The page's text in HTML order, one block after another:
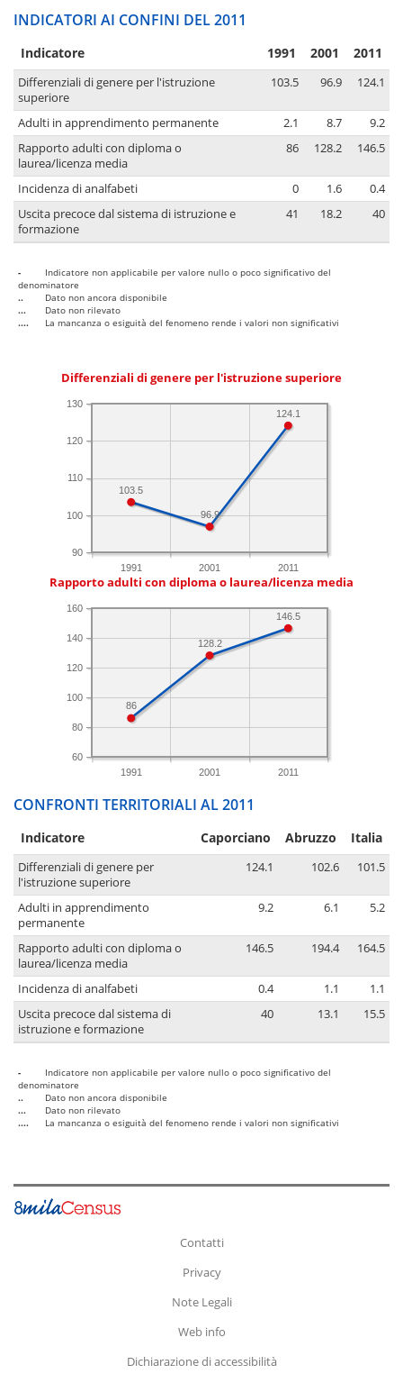
INDICATORI AI CONFINI DEL 2011
Indicatore 1991 2001 2011
Differenziali di genere per l'istruzione
superiore
103.5 96.9 124.1
Adulti in apprendimento permanente 2.1 8.7
9.2
Rapporto adulti con diploma o
laurea/licenza media
86 128.2 146.5
Incidenza di analfabeti 0 1.6
0.4
Uscita precoce dal sistema di istruzione e
formazione
41 18.2 40
-
Indicatore non applicabile per valore nullo o poco significativo del
denominatore
..
Dato non ancora disponibile
...
Dato non rilevato
....
La mancanza o esiguità del fenomeno rende i valori non significativi
Differenziali di genere per l'istruzione superiore
1991 2001 2011
90
100
110
120
130
124.1
96.9
103.5
Rapporto adulti con diploma o laurea/licenza media
1991 2001 2011
60
80
100
120
140
160
146.5
128.2
86
CONFRONTI TERRITORIALI AL 2011
Indicatore Caporciano Abruzzo Italia
Differenziali di genere per
l'istruzione superiore
124.1 102.6 101.5
Adulti in apprendimento
permanente
9.2 6.1 5.2
Rapporto adulti con diploma o
laurea/licenza media
146.5 194.4 164.5
Incidenza di analfabeti 0.4 1.1
1.1
Uscita precoce dal sistema di
istruzione e formazione
40 13.1 15.5
-
Indicatore non applicabile per valore nullo o poco significativo del
denominatore
..
Dato non ancora disponibile
...
Dato non rilevato
....
La mancanza o esiguità del fenomeno rende i valori non significativi
Contatti
Privacy
Note Legali
Web info
Dichiarazione di accessibilità